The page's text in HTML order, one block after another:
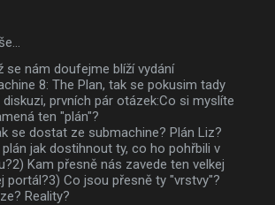
se nám doufejme blíží vydání
8: The Plan, tak se pokusim tady
prvních pár otázek:Co si myslíte
ten "plán"?
se dostat ze submachine? Plán Liz?
plán jak dostihnout ty, co ho pohřbili v
Kam přesně nás zavede ten velkej
portál?3) Co jsou přesně ty "vrstvy"?
Reality?